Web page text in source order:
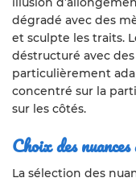
dégradé avec des
et sculpte les traits.
déstructuré avec des
particulièrement
concentré sur la
sur les côtés.
Choix des
La sélection des